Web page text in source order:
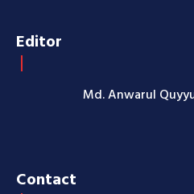
Editor
Md. Anwarul
Contact